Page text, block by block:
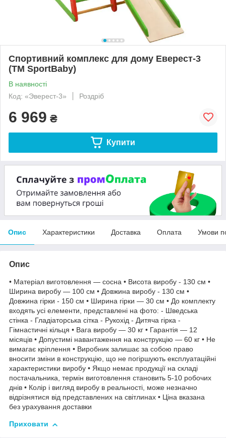
Спортивний комплекс для дому Еверест-3
(ТМ SportBaby)
В наявності
Код: «Эверест-3»
Роздріб
6 969 ₴
Купити
Опис Характеристики Доставка Оплата Умови
Опис
• Матеріал виготовлення — сосна • Висота виробу - 130 см •
Ширина виробу — 100 см • Довжина виробу - 130 см •
Довжина гірки - 150 см • Ширина гірки — 30 см • До комплекту
входять усі елементи, представлені на фото: - Шведська
стінка - Гладіаторська сітка - Рукохід - Дитяча гірка -
Гімнастичні кільця • Вага виробу — 30 кг • Гарантія — 12
місяців • Допустимі навантаження на конструкцію — 60 кг • Не
вимагає кріплення • Виробник залишає за собою право
вносити зміни в конструкцію, що не погіршують експлуатаційні
характеристики виробу • Якщо немає продукції на складі
постачальника, термін виготовлення становить 5-10 робочих
днів • Колір і вигляд виробу в реальності, може незначно
відрізнятися від представлених на світлинах • Ціна вказана
без урахування доставки
Приховати